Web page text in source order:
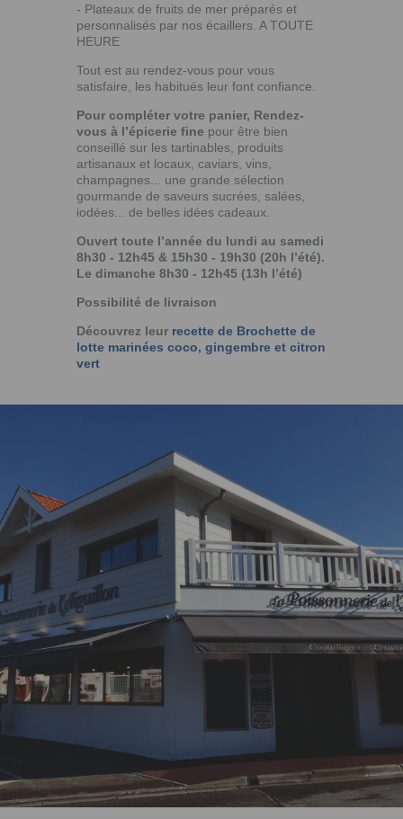
- Plateaux de fruits de mer préparés et
personnalisés par nos écaillers. A TOUTE
HEURE
Tout est au rendez-vous pour vous
satisfaire, les habitués leur font confiance.
Pour compléter votre panier, Rendez-
vous à l’épicerie fine pour être bien
conseillé sur les tartinables, produits
artisanaux et locaux, caviars, vins,
champagnes... une grande sélection
gourmande de saveurs sucrées, salées,
iodées... de belles idées cadeaux.
Ouvert toute l’année du lundi au samedi
8h30 - 12h45 & 15h30 - 19h30 (20h l’été).
Le dimanche 8h30 - 12h45 (13h l’été)
Possibilité de livraison
Découvrez leur recette de Brochette de
lotte marinées coco, gingembre et citron
vert